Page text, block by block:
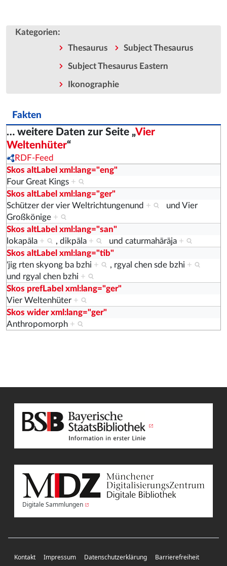
Kategorien:
Thesaurus Subject Thesaurus
Subject Thesaurus Eastern
Ikonographie
Fakten
… weitere Daten zur Seite „Vier
Weltenhüter“
RDF-Feed
Skos altLabel xml:lang="eng"
Four Great Kings +
Skos altLabel xml:lang="ger"
Schützer der vier Weltrichtungenund + und Vier
Großkönige +
Skos altLabel xml:lang="san"
lokapāla + , dikpāla + und caturmahārāja +
Skos altLabel xml:lang="tib"
'jig rten skyong ba bzhi + , rgyal chen sde bzhi +
und rgyal chen bzhi +
Skos prefLabel xml:lang="ger"
Vier Weltenhüter +
Skos wider xml:lang="ger"
Anthropomorph +
Digitale Sammlungen
Kontakt Impressum Datenschutzerklärung Barrierefreiheit